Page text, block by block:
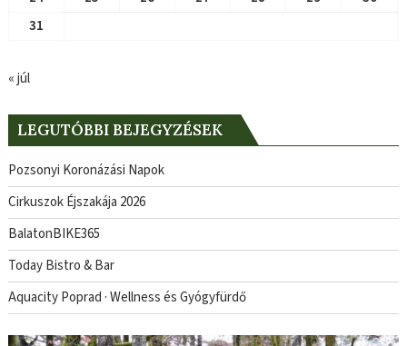
31
« júl
LEGUTÓBBI BEJEGYZÉSEK
Pozsonyi Koronázási Napok
Cirkuszok Éjszakája 2026
BalatonBIKE365
Today Bistro & Bar
Aquacity Poprad · Wellness és Gyógyfürdő